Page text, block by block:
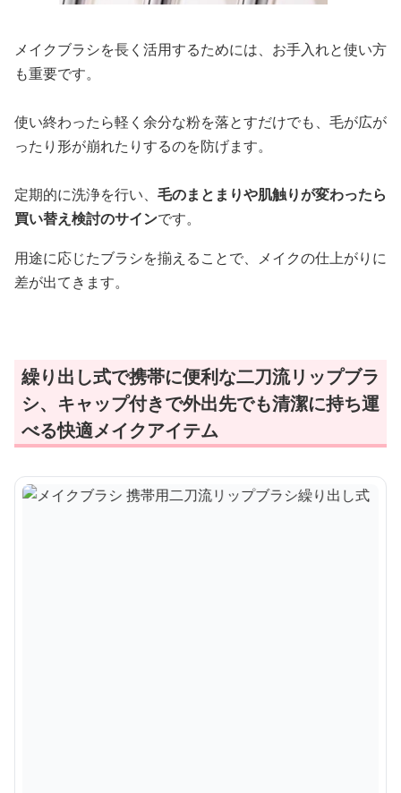
メイクブラシを長く活用するためには、お手入れと使い方
も重要です。
使い終わったら軽く余分な粉を落とすだけでも、毛が広が
ったり形が崩れたりするのを防げます。
定期的に洗浄を行い、 毛のまとまりや肌触りが変わったら
買い替え検討のサインです。
用途に応じたブラシを揃えることで、メイクの仕上がりに
差が出てきます。
繰り出し式で携帯に便利な二刀流リップブラ
シ、キャップ付きで外出先でも清潔に持ち運
べる快適メイクアイテム